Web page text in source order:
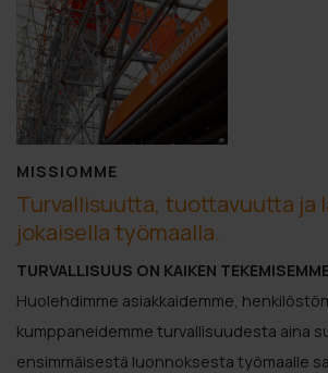
MISSIOMME
Turvallisuutta, tuottavuutta ja
jokaisella työmaalla.
TURVALLISUUS ON KAIKEN
Huolehdimme asiakkaidemme,
kumppaneidemme turvallisuudesta aina
ensimmäisestä luonnoksesta työmaalle